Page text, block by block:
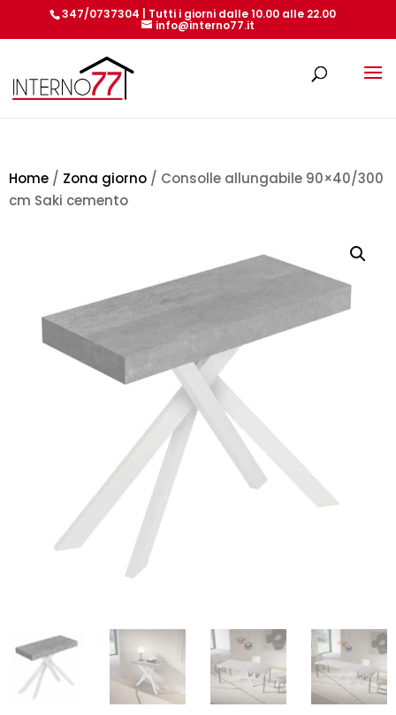
347/0737304 | Tutti i giorni dalle 10.00 alle 22.00
info@interno77.it
Home / Zona giorno / Consolle allungabile 90×40/300
cm Saki cemento